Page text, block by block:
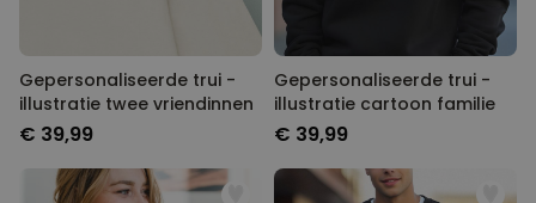
Gepersonaliseerde trui -
illustratie twee vriendinnen
€ 39,99
Gepersonaliseerde trui -
illustratie cartoon familie
€ 39,99